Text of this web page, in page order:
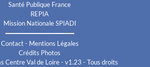
Santé Publique France
REPIA
Mission Nationale SPIADI
Contact- Mentions Légales
Crédits Photos
Centre Val de Loire - v1.23 - Tous droits